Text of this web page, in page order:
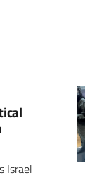
Israel